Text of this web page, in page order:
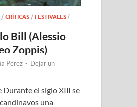
/CRÍTICAS /FESTIVALES /
Bill (Alessio
Zoppis)
Pérez - Dejar un
Durante el siglo XIII se
una